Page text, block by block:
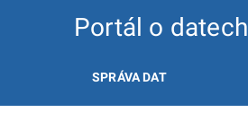
Portál o datech
SPRÁVA DAT